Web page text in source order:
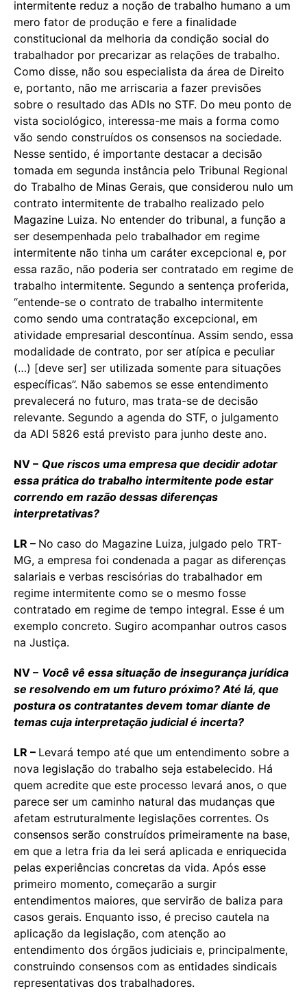
intermitente reduz a noção de trabalho humano a um
mero fator de produção e fere a finalidade
constitucional da melhoria da condição social do
trabalhador por precarizar as relações de trabalho.
Como disse, não sou especialista da área de Direito
e, portanto, não me arriscaria a fazer previsões
sobre o resultado das ADIs no STF. Do meu ponto de
vista sociológico, interessa-me mais a forma como
vão sendo construídos os consensos na sociedade.
Nesse sentido, é importante destacar a decisão
tomada em segunda instância pelo Tribunal Regional
do Trabalho de Minas Gerais, que considerou nulo um
contrato intermitente de trabalho realizado pelo
Magazine Luiza. No entender do tribunal, a função a
ser desempenhada pelo trabalhador em regime
intermitente não tinha um caráter excepcional e, por
essa razão, não poderia ser contratado em regime de
trabalho intermitente. Segundo a sentença proferida,
“entende-se o contrato de trabalho intermitente
como sendo uma contratação excepcional, em
atividade empresarial descontínua. Assim sendo, essa
modalidade de contrato, por ser atípica e peculiar
(…) [deve ser] ser utilizada somente para situações
específicas”. Não sabemos se esse entendimento
prevalecerá no futuro, mas trata-se de decisão
relevante. Segundo a agenda do STF, o julgamento
da ADI 5826 está previsto para junho deste ano.
NV – Que riscos uma empresa que decidir adotar
essa prática do trabalho intermitente pode estar
correndo em razão dessas diferenças
interpretativas?
LR – No caso do Magazine Luiza, julgado pelo TRT-
MG, a empresa foi condenada a pagar as diferenças
salariais e verbas rescisórias do trabalhador em
regime intermitente como se o mesmo fosse
contratado em regime de tempo integral. Esse é um
exemplo concreto. Sugiro acompanhar outros casos
na Justiça.
NV – Você vê essa situação de insegurança jurídica
se resolvendo em um futuro próximo? Até lá, que
postura os contratantes devem tomar diante de
temas cuja interpretação judicial é incerta?
LR – Levará tempo até que um entendimento sobre a
nova legislação do trabalho seja estabelecido. Há
quem acredite que este processo levará anos, o que
parece ser um caminho natural das mudanças que
afetam estruturalmente legislações correntes. Os
consensos serão construídos primeiramente na base,
em que a letra fria da lei será aplicada e enriquecida
pelas experiências concretas da vida. Após esse
primeiro momento, começarão a surgir
entendimentos maiores, que servirão de baliza para
casos gerais. Enquanto isso, é preciso cautela na
aplicação da legislação, com atenção ao
entendimento dos órgãos judiciais e, principalmente,
construindo consensos com as entidades sindicais
representativas dos trabalhadores.